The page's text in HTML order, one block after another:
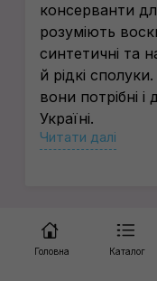
консерванти
розуміють
синтетичні та
й рідкі
вони потрібні
Україні.
Після миття
консерванти і
всі розводи та
Читати далі
Головна Каталог